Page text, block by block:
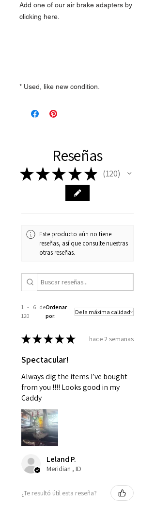
Add one of our air brake adapters by
clicking here.
* Used, like new condition.
Reseñas
★★★ ★ ★ 120
120
Este producto aún no tiene
reseñas, así que consulte nuestras
otras reseñas.
1 - 6 de
120
Ordenar
por:
★★★★★ hace 2 semanas
Spectacular!
Always dig the items I’ve bought
from you !!!! Looks good in my
Caddy
Leland P.
Meridian , ID
¿Te resultó útil esta reseña?